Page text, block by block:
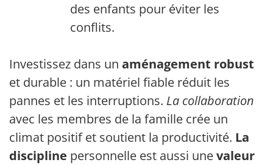
des enfants pour éviter les
conflits.
Investissez dans un aménagement robust
et durable : un matériel fiable réduit les
pannes et les interruptions. La collaboration
avec les membres de la famille crée un
climat positif et soutient la productivité. La
discipline personnelle est aussi unevaleur